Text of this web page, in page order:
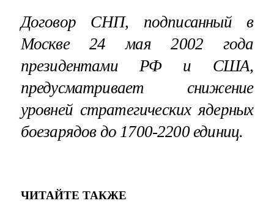
Договор СНП, подписанный в
Москве 24 мая 2002 года
президентами РФ и США,
предусматривает снижение
уровней стратегических ядерных
боезарядов до 1700-2200 единиц.
ЧИТАЙТЕ ТАКЖЕ